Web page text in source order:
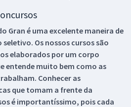
Gran é uma excelente maneira de
Os nossos cursos são
elaborados por um corpo
entende muito bem como as
Conhecer as
que tomam a frente da
é importantíssimo, pois cada